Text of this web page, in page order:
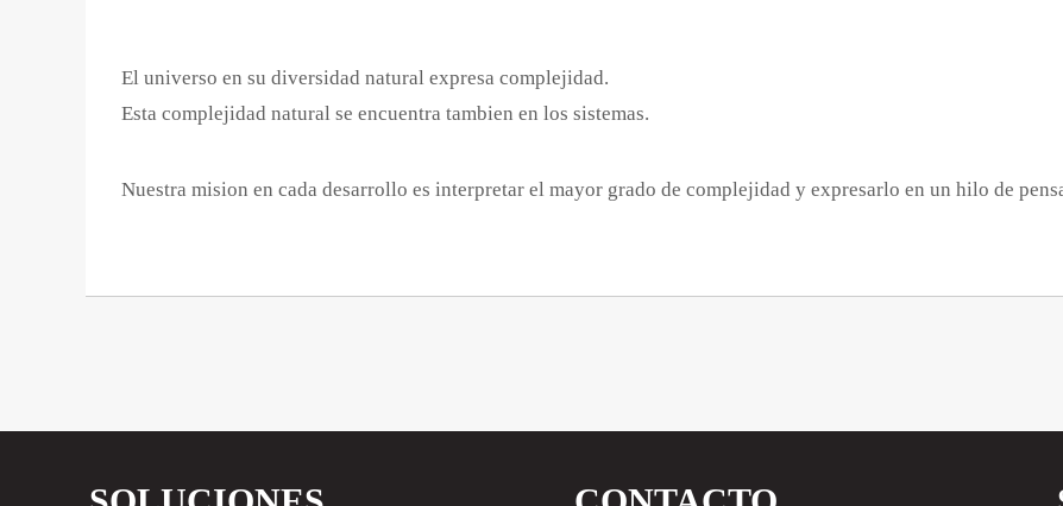
El universo en su diversidad natural expresa complejidad.
Esta complejidad natural se encuentra tambien en los sistemas.
Nuestra mision en cada desarrollo es interpretar el mayor grado de complejidad y expresarlo en un hilo de